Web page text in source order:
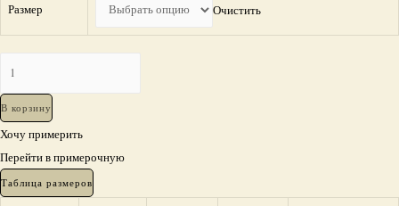
Размер Очистить
платье
Chiara
-
Киара
В корзину
Хочу примерить
Перейти в примерочную
Таблица размеров